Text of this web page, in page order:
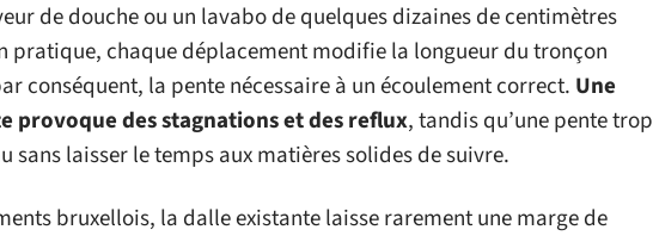
de douche ou un lavabo de quelques dizaines de centimètres
pratique, chaque déplacement modifie la longueur du tronçon
conséquent, la pente nécessaire à un écoulement correct. Une
provoque des stagnations et des reflux, tandis qu’une pente trop
sans laisser le temps aux matières solides de suivre.
bruxellois, la dalle existante laisse rarement une marge de